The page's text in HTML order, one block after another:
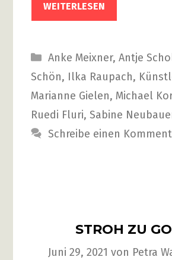
WEITERLESEN
Kategorien
Anke Meixner,Antje
Schön, Ilka Raupach,
Marianne Gielen,Michael
Ruedi Fluri,Sabine
Schreibe einen
STROH ZU
Juni 29, 2021 von Petra